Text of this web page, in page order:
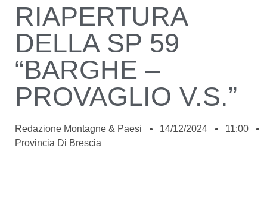
RIAPERTURA
DELLA SP 59
“BARGHE –
PROVAGLIO V.S.”
Redazione Montagne & Paesi 14/12/2024
11:00
Provincia Di Brescia